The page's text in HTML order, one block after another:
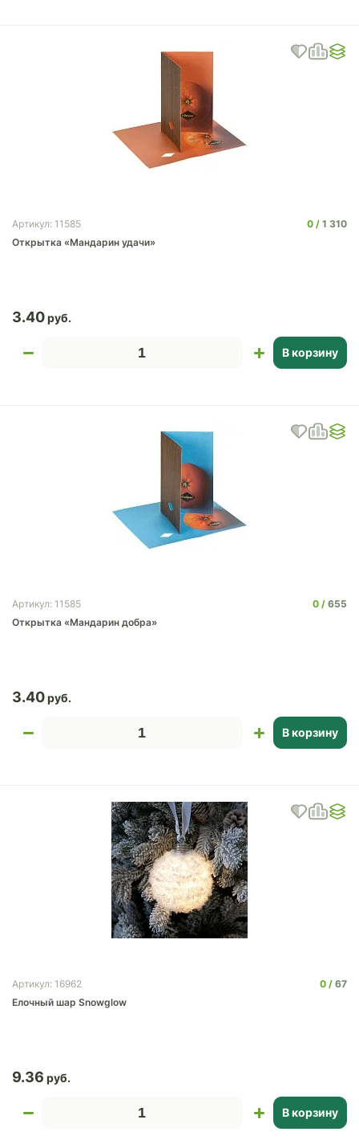
Артикул: 11585 0
1 310
Открытка «Мандарин удачи»
3.40
В корзину
Артикул: 11585 0
655
Открытка «Мандарин добра»
3.40
В корзину
Артикул: 16962 0
67
Елочный шар Snowglow
9.36
В корзину